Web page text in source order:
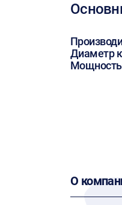
Диаметр
Мощность
О